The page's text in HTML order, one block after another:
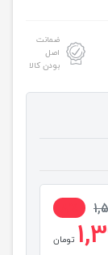
ضمانت
اصل
بودن کالا
تومان